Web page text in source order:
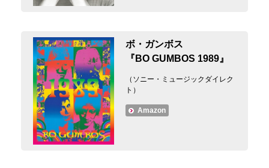
ボ・ガンボス
『BO GUMBOS 1989』
（ソニー・ミュージックダイレク
ト）
Amazon